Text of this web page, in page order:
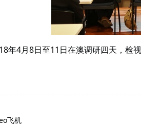
年4月8日至11日在澳调研四天，检
飞机